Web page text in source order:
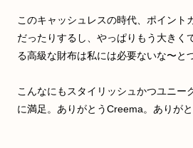
このキャッシュレスの時代、ポイント
だったりするし、やっぱりもう大きく
る高級な財布は私には必要ないな〜と
こんなにもスタイリッシュかつユニー
に満足。ありがとうCreema。ありがと